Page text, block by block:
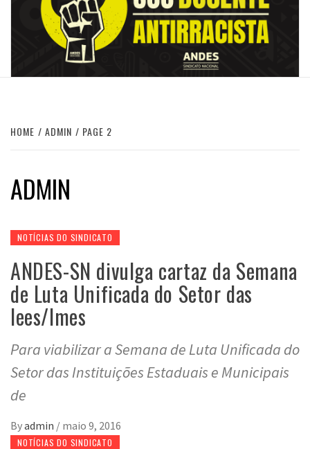
HOME ADMIN PAGE 2
ADMIN
NOTÍCIAS DO SINDICATO
ANDES-SN divulga cartaz da Semana
de Luta Unificada do Setor das
Iees/Imes
Para viabilizar a Semana de Luta Unificada do
Setor das Instituições Estaduais e Municipais
de
Byadmin / maio 9, 2016
NOTÍCIAS DO SINDICATO